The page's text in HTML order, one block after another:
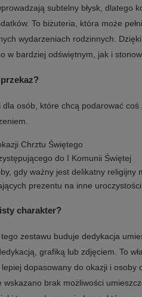
subtelny błysk, dlatego
To biżuteria, która może
wydarzeniach rodzinnych.
w bardziej odświętnym, jak i
dla osób, które chcą podarować
Chrztu Świętego
do I Komunii Świętej
gdy ważny jest delikatny religijny
prezentu na inne
charakter?
zestawu buduje dedykacja
grafiką lub zdjęciem. To
dopasowany do okazji i osoby
wskazano brak możliwości